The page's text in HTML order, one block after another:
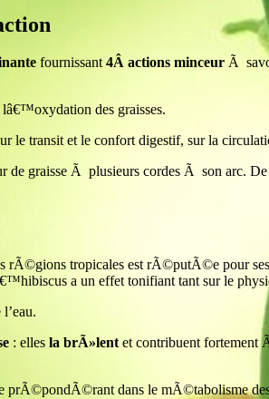
fournissant4Â actions minceur Ã
des graisses.
le transit et le confort digestif, sur la
graisse Ã plusieurs cordes Ã son arc.
rÃ©gions tropicales est rÃ©putÃ©e pour
a un effet tonifiant tant sur le
: elles la brÃ»lent et contribuent fortement
prÃ©pondÃ©rant dans le mÃ©tabolisme